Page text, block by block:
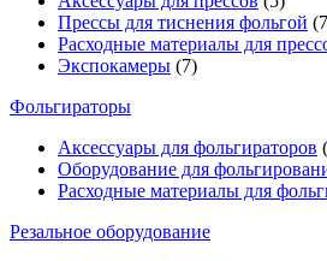
Прессы для тиснения фольгой
Расходные материалы для
Экспокамеры (7)
Фольгираторы
Аксессуары для фольгираторов
Оборудование для
Расходные материалы для
Резальное оборудование